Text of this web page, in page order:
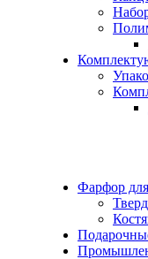
Фарфор